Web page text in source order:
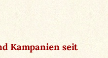
Kampanien seit